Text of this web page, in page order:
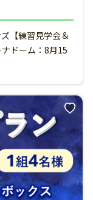
【練習見学会＆
ドーム：8月15